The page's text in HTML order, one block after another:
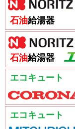
石油給湯器
石油給湯器
エコキュート
エコキュート